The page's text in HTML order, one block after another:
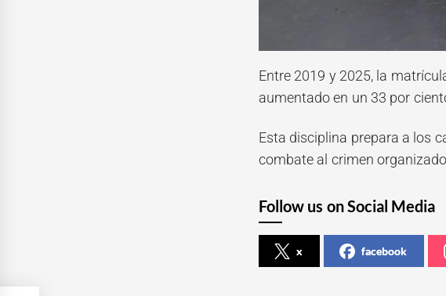
Entre 2019 y 2025, la
aumentado en un 33 por
Esta disciplina prepara a los
combate al crimen
Follow us on Social Media
x facebook